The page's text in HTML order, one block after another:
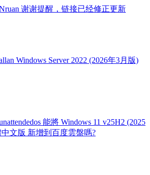
谢谢提醒，链接已经修正更新
Windows Server 2022 (2026年3月版)
能將 Windows 11 v25H2 (2025
文版 新增到百度雲盤嗎?